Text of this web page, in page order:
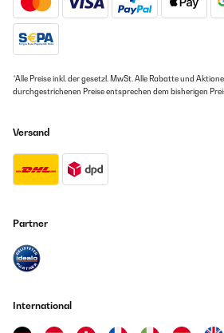
*Alle Preise inkl. der gesetzl. MwSt. Alle Rabatte und
durchgestrichenen Preise entsprechen dem bisherigen
Versand
Partner
International